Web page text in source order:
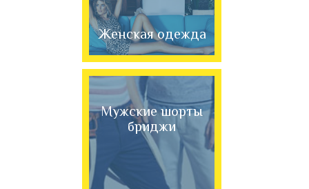
Женская одежда
Мужские шорты
бриджи